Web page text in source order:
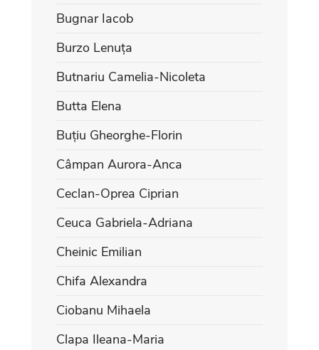
Bugnar Iacob
Burzo Lenuța
Butnariu Camelia-Nicoleta
Butta Elena
Buțiu Gheorghe-Florin
Câmpan Aurora-Anca
Ceclan-Oprea Ciprian
Ceuca Gabriela-Adriana
Cheinic Emilian
Chifa Alexandra
Ciobanu Mihaela
Clapa Ileana-Maria